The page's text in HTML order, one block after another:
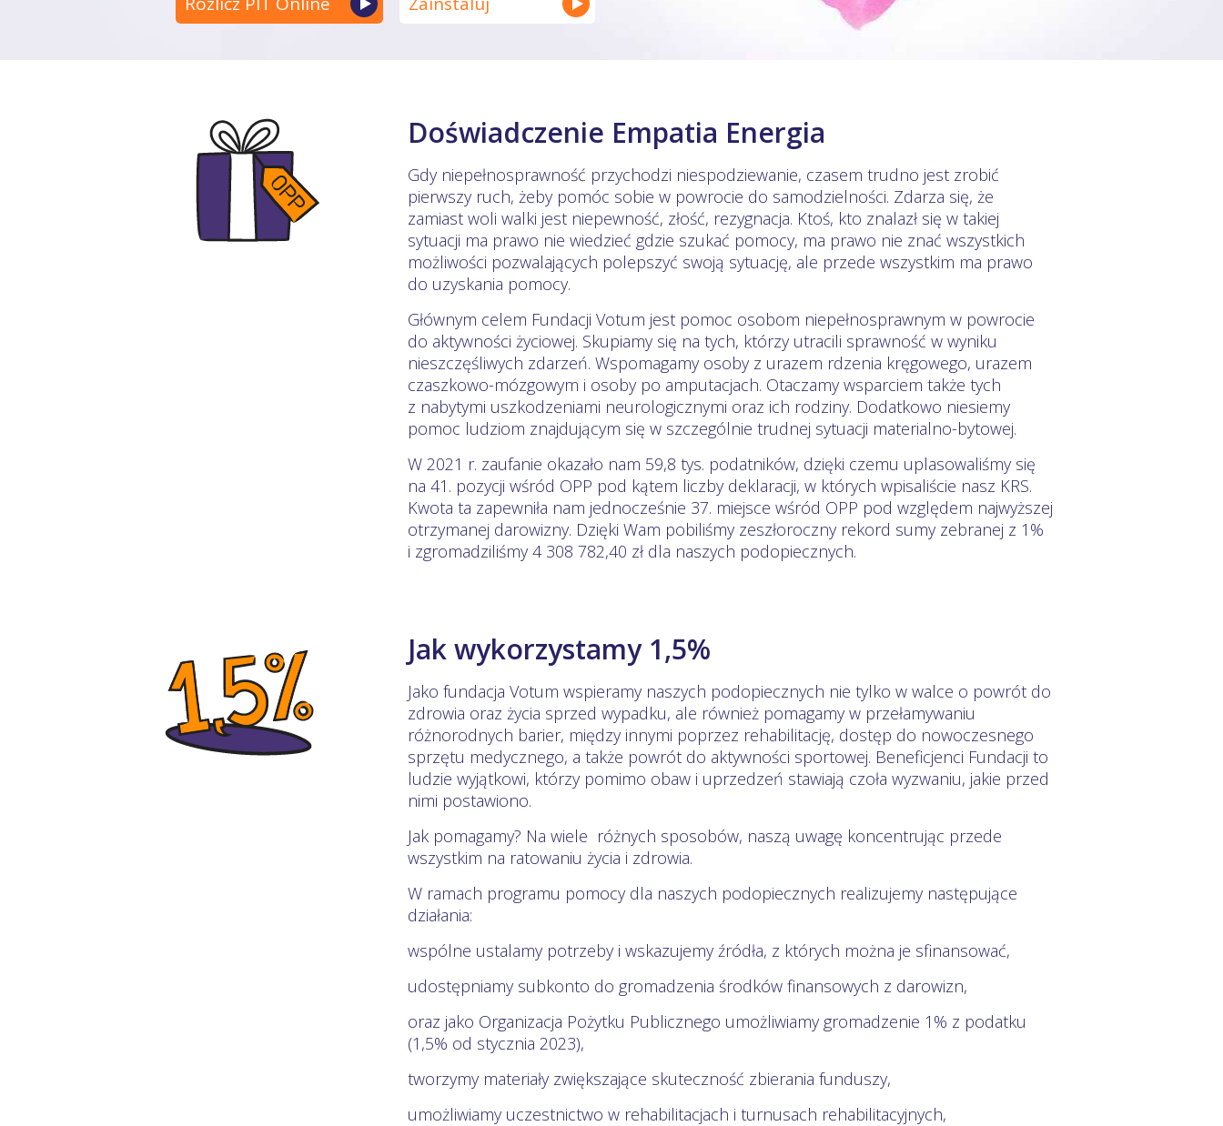
Doświadczenie Empatia Energia
Gdy niepełnosprawność przychodzi niespodziewanie, czasem trudno jest zrobić
pierwszy ruch, żeby pomóc sobie w powrocie do samodzielności. Zdarza się, że
zamiast woli walki jest niepewność, złość, rezygnacja. Ktoś, kto znalazł się w takiej
sytuacji ma prawo nie wiedzieć gdzie szukać pomocy, ma prawo nie znać wszystkich
możliwości pozwalających polepszyć swoją sytuację, ale przede wszystkim ma prawo
do uzyskania pomocy.
Głównym celem Fundacji Votum jest pomoc osobom niepełnosprawnym w powrocie
do aktywności życiowej. Skupiamy się na tych, którzy utracili sprawność w wyniku
nieszczęśliwych zdarzeń. Wspomagamy osoby z urazem rdzenia kręgowego, urazem
czaszkowo-mózgowym i osoby po amputacjach. Otaczamy wsparciem także tych
z nabytymi uszkodzeniami neurologicznymi oraz ich rodziny. Dodatkowo niesiemy
pomoc ludziom znajdującym się w szczególnie trudnej sytuacji materialno-bytowej.
W 2021 r. zaufanie okazało nam 59,8 tys. podatników, dzięki czemu uplasowaliśmy się
na 41. pozycji wśród OPP pod kątem liczby deklaracji, w których wpisaliście nasz KRS.
Kwota ta zapewniła nam jednocześnie 37. miejsce wśród OPP pod względem najwyższej
otrzymanej darowizny. Dzięki Wam pobiliśmy zeszłoroczny rekord sumy zebranej z 1%
i zgromadziliśmy 4 308 782,40 zł dla naszych podopiecznych.
Jak wykorzystamy 1,5%
Jako fundacja Votum wspieramy naszych podopiecznych nie tylko w walce o powrót do
zdrowia oraz życia sprzed wypadku, ale również pomagamy w przełamywaniu
różnorodnych barier, między innymi poprzez rehabilitację, dostęp do nowoczesnego
sprzętu medycznego, a także powrót do aktywności sportowej. Beneficjenci Fundacji to
ludzie wyjątkowi, którzy pomimo obaw i uprzedzeń stawiają czoła wyzwaniu, jakie przed
nimi postawiono.
Jak pomagamy? Na wiele różnych sposobów, naszą uwagę koncentrując przede
wszystkim na ratowaniu życia i zdrowia.
W ramach programu pomocy dla naszych podopiecznych realizujemy następujące
działania:
wspólne ustalamy potrzeby i wskazujemy źródła, z których można je sfinansować,
udostępniamy subkonto do gromadzenia środków finansowych z darowizn,
oraz jako Organizacja Pożytku Publicznego umożliwiamy gromadzenie 1% z podatku
(1,5% od stycznia 2023),
tworzymy materiały zwiększające skuteczność zbierania funduszy,
umożliwiamy uczestnictwo w rehabilitacjach i turnusach rehabilitacyjnych,